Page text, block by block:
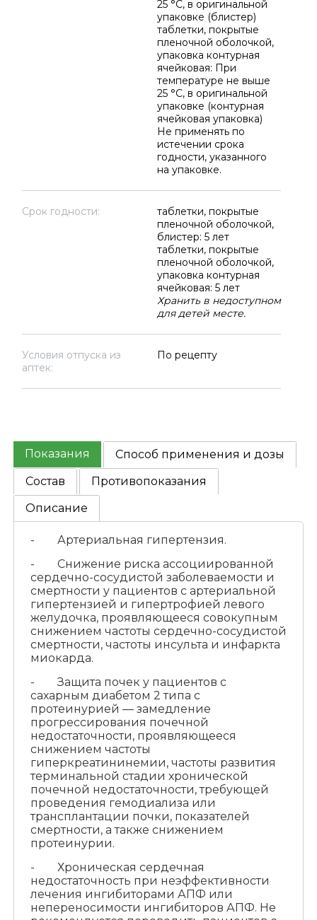
25 °C, в оригинальной
упаковке (блистер)
таблетки, покрытые
пленочной оболочкой,
упаковка контурная
ячейковая: При
температуре не выше
25 °C, в оригинальной
упаковке (контурная
ячейковая упаковка)
Не применять по
истечении срока
годности, указанного
на упаковке.
Срок годности:
таблетки, покрытые
пленочной оболочкой,
блистер: 5 лет
таблетки, покрытые
пленочной оболочкой,
упаковка контурная
ячейковая: 5 лет
Хранить в недоступном
для детей месте.
Условия отпуска из
аптек:
По рецепту
Показания
Способ применения и дозы
Состав
Противопоказания
Описание
- Артериальная гипертензия.
- Снижение риска ассоциированной
сердечно-сосудистой заболеваемости и
смертности у пациентов с артериальной
гипертензией и гипертрофией левого
желудочка, проявляющееся совокупным
снижением частоты сердечно-сосудистой
смертности, частоты инсульта и инфаркта
миокарда.
- Защита почек у пациентов с
сахарным диабетом 2 типа с
протеинурией — замедление
прогрессирования почечной
недостаточности, проявляющееся
снижением частоты
гиперкреатининемии, частоты развития
терминальной стадии хронической
почечной недостаточности, требующей
проведения гемодиализа или
трансплантации почки, показателей
смертности, а также снижением
протеинурии.
- Хроническая сердечная
недостаточность при неэффективности
лечения ингибиторами АПФ или
непереносимости ингибиторов АПФ. Не